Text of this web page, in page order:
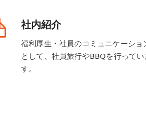
社内紹介
福利厚生・社員のコミュニケーショ
として、社員旅行やBBQを行ってい
す。